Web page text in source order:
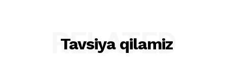
Tavsiya qilamiz
RELATED